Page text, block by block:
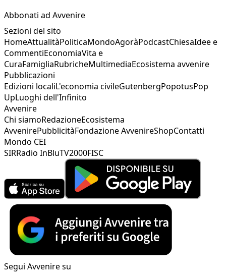
Abbonati ad Avvenire
Sezioni del sito
HomeAttualitàPoliticaMondoAgoràPodcastChiesaIdee e
CommentiEconomiaVita e
CuraFamigliaRubricheMultimediaEcosistema avvenire
Pubblicazioni
Edizioni localiL'economia civileGutenbergPopotusPop
UpLuoghi dell'Infinito
Avvenire
Chi siamoRedazioneEcosistema
AvvenirePubblicitàFondazione AvvenireShopContatti
Mondo CEI
SIRRadio InBluTV2000FISC
Segui Avvenire su